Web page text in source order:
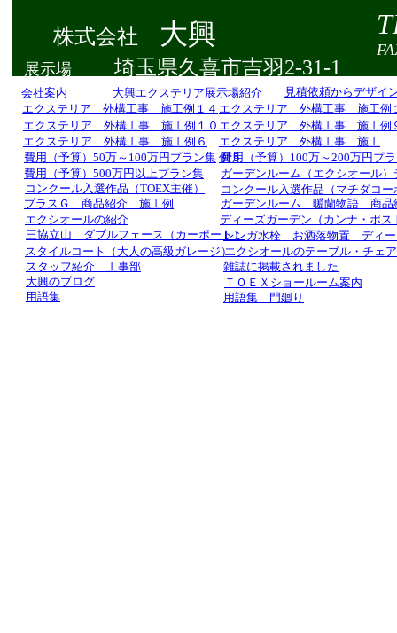
会社案内
エクステリア 外構工事 施工
例５
エクステリア 外構工事 施工例６
大興エクステリア展示場紹介 見積依頼からデザイ
エクステリア 外構工事 施工例
エクステリア 外構工事 施工例１０
エクステリア 外構工事 施工例
エクステリア 外構工事 施工例１４
エクシオールのテーブル・チェ
エクシオールの紹介
スタッフ紹介 工事部
費用（予算）50万～100万円プラン集
ガーデンルーム（エクシオール
費用（予算）100万～200万円プ
レンガ水栓 お洒落物置 ディ
スタイルコート（大人の高級ガレージ）
コンクール入選作品（TOEX主催）
ガーデンルーム 暖蘭物語 商品
費用（予算）500万円以上プラン集
コンクール入選作品（マチダコ
ディーズガーデン（カンナ・ポ
三協立山 ダブルフェース（カーポート）
プラスＧ 商品紹介 施工例
雑誌に掲載されました
FAX
株式会社 大興
展示場 埼玉県久喜市吉羽2-31-1
用語集 門廻り
大興のブログ
ＴＯＥＸショールーム案内
用語集